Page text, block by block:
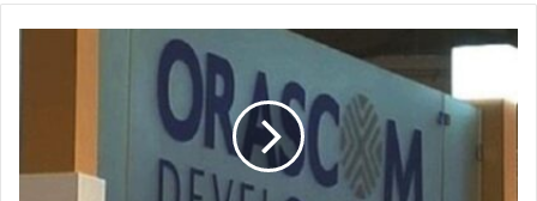
تنفيذ
أسهم
للتنمية"